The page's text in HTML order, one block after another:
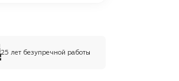
25 лет безупречной работы